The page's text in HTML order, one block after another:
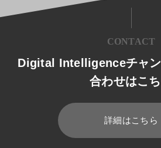
CONTACT
Digital Intelligenceチャン
合わせはこ
詳細はこちら